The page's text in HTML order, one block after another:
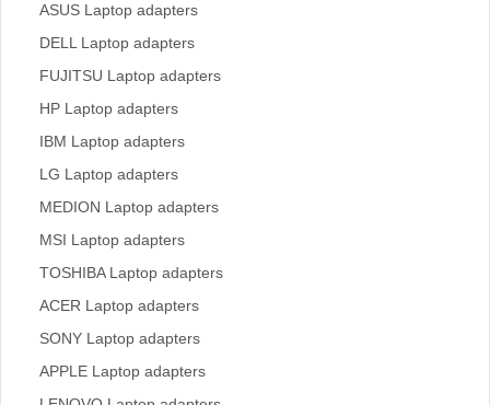
ASUS Laptop adapters
DELL Laptop adapters
FUJITSU Laptop adapters
HP Laptop adapters
IBM Laptop adapters
LG Laptop adapters
MEDION Laptop adapters
MSI Laptop adapters
TOSHIBA Laptop adapters
ACER Laptop adapters
SONY Laptop adapters
APPLE Laptop adapters